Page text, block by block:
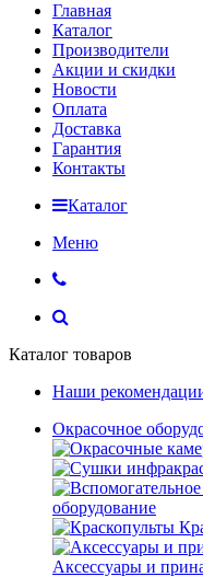
Главная
Каталог
Производители
Акции и скидки
Новости
Оплата
Доставка
Гарантия
Контакты
Каталог
Меню
Каталог товаров
Наши
Окрасочное
оборудование
Аксессуары и